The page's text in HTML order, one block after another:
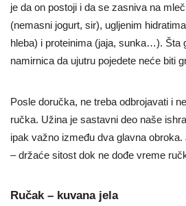
je da on postoji i da se zasniva na
(nemasni jogurt, sir), ugljenim
hleba) i proteinima (jaja, sunka…). Šta
namirnica da ujutru pojedete neće biti
Posle doručka, ne treba odbrojavati i
ručka. Užina je sastavni deo naše
ipak važno između dva glavna
– držaće sitost dok ne dođe vreme
Ručak – kuvana jela